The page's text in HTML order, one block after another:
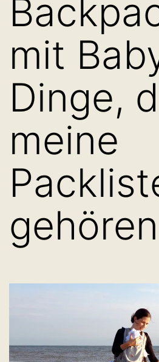
mit
Dinge,
meine
gehören